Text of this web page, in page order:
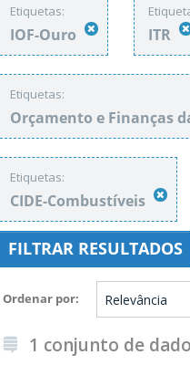
Etiquetas:
IOF-Ouro ITR
Etiquetas:
Orçamento e Finanças
Etiquetas:
CIDE-Combustíveis
FILTRAR RESULTADOS
Ordenar por
1 conjunto de